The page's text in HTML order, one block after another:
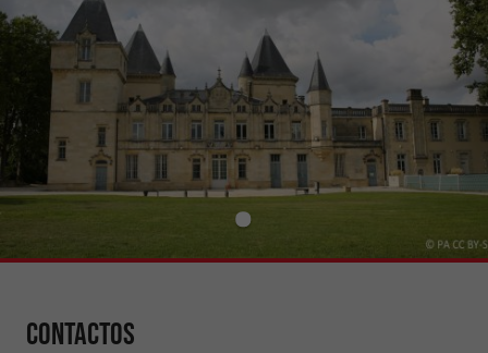
Contactos